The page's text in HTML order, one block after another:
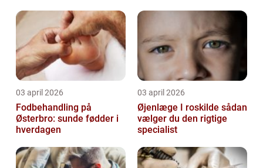
03 april 2026
Fodbehandling på
Østerbro: sunde fødder i
hverdagen
03 april 2026
Øjenlæge I roskilde sådan
vælger du den rigtige
specialist